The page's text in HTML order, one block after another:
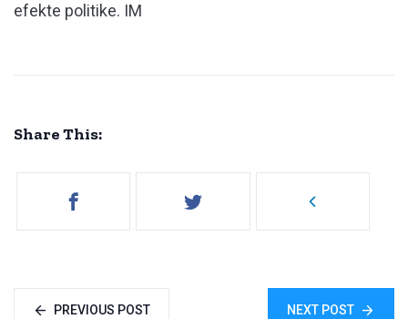
efekte politike. IM
Share This:
PREVIOUS POST NEXT POST